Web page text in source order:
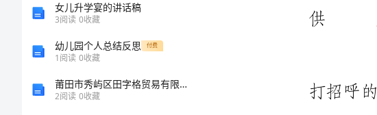
女儿升学宴的讲话稿
3阅读 0收藏
幼儿园个人总结反思 付费
1阅读 0收藏
莆田市秀屿区田字格贸易有限公司介绍企业发展分析报告
2阅读 0收藏